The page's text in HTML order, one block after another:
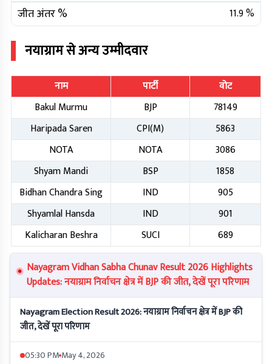
जीत अंतर % 11.9%
नयाग्रामसे अन्य उम्मीदवार
नाम पार्टी
वोट
Bakul Murmu
BJP
78149
Haripada Saren
CPI(M)
5863
NOTA
NOTA
3086
Shyam Mandi
BSP
1858
Bidhan Chandra Sing
IND
905
Shyamlal Hansda
IND
901
Kalicharan Beshra
SUCI
689
Nayagram Vidhan Sabha Chunav Result 2026 Highlights
Updates: नयाग्राम निर्वाचन क्षेत्र में BJP की जीत, देखें पूरा परिणाम
Nayagram Election Result 2026: नयाग्राम निर्वाचन क्षेत्र में BJP की
जीत, देखें पूरा परिणाम
05:30 PM May 4, 2026